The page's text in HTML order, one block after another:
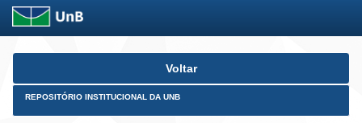
Skip
Voltar
REPOSITÓRIO INSTITUCIONAL DA UNB